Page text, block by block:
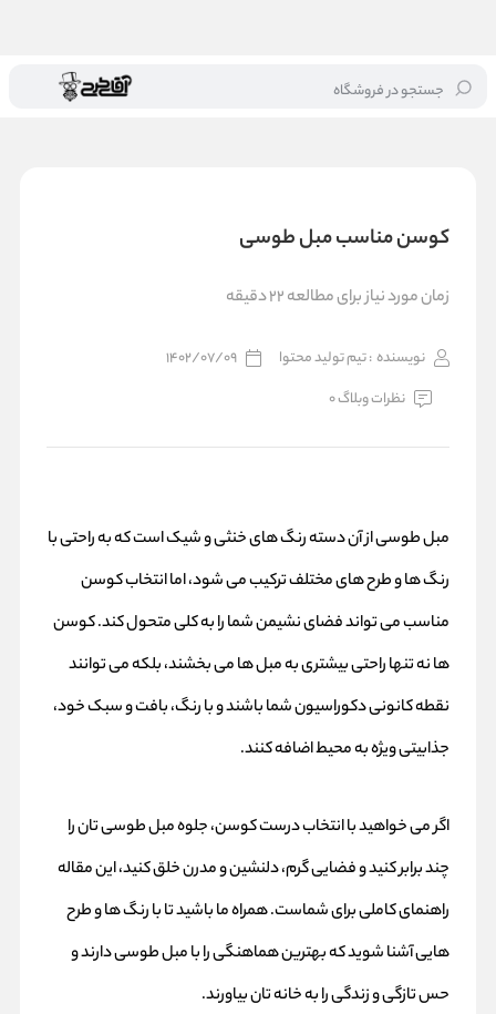
جستجو در فروشگاه خانه / بلاگ/ کوسن مناسب مبل طوسی
کوسن مناسب مبل طوسی
زمان مورد نیاز برای مطالعه 22 دقیقه
نویسنده : تیم تولید محتوا
1402/07/09
نظرات وبلاگ 0
مبل طوسی از آن دسته رنگ‌ های خنثی و شیک است که به راحتی با
رنگ‌ ها و طرح‌ های مختلف ترکیب می‌ شود، اما انتخابکوسن
مناسب می‌ تواند فضای نشیمن شما را به کلی متحول کند. کوسن‌
ها نه تنها راحتی بیشتری به مبل‌ ها می‌ بخشند، بلکه می‌ توانند
نقطه کانونی دکوراسیون شما باشند و با رنگ، بافت و سبک خود،
جذابیتی ویژه به محیط اضافه کنند.
اگر می‌ خواهید با انتخاب درست کوسن، جلوه مبل طوسی‌ تان را
چند برابر کنید و فضایی گرم، دلنشین و مدرن خلق کنید، این مقاله
راهنمای کاملی برای شماست. همراه ما باشید تا با رنگ‌ ها و طرح‌
هایی آشنا شوید که بهترین هماهنگی را با مبل طوسی دارند و
حس تازگی و زندگی را به خانه‌ تان بیاورند.